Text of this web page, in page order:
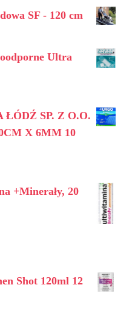
SF - 120 cm
Ultra
SP. Z O.O.
X 6MM 10
+Minerały, 20
Shot 120ml 12